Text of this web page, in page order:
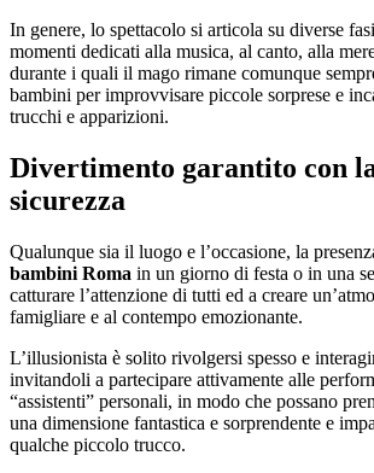
In genere, lo spettacolo si articola su diverse
momenti dedicati alla musica, al canto, alla
durante i quali il mago rimane comunque
bambini per improvvisare piccole sorprese e
trucchi e apparizioni.
Divertimento garantito con
sicurezza
Qualunque sia il luogo e l’occasione, la
bambini Roma in un giorno di festa o in una
catturare l’attenzione di tutti ed a creare
famigliare e al contempo emozionante.
L’illusionista è solito rivolgersi spesso e
invitandoli a partecipare attivamente alle
“assistenti” personali, in modo che possano
una dimensione fantastica e sorprendente e
qualche piccolo trucco.